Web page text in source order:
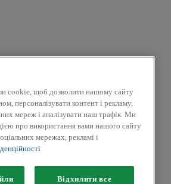
і напоїв
та маринування
cookie, щоб дозволити нашому сайту
персоналізувати контент і рекламу,
мереж і аналізувати наш трафік. Ми
про використання вами нашого сайту
мережах, рекламі і
Відхилити все